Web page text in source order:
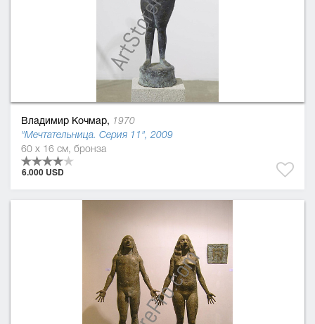
Владимир Кочмар, 1970
"Мечтательница. Серия 11", 2009
60 x 16 см, бронза
6.000 USD